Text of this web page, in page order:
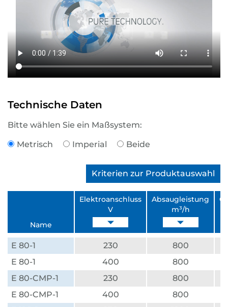
Technische Daten
Bitte wählen Sie ein Maßsystem:
Metrisch
Imperial Beide
Kriterien zur Produktauswahl
Name
Elektroanschluss
V
Absaugleistung
m³/h
E 80-1 230
800
E 80-1
400
800
E 80-CMP-1
230
800
E 80-CMP-1
400
800